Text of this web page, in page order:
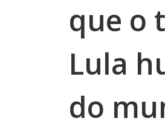
que o
Lula
do